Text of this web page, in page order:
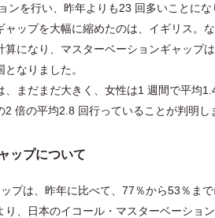
を行い、昨年よりも23 回多いことにな
ップを大幅に縮めたのは、イギリス。
になり、マスターベーションギャップ
なりました。
まだまだ大きく、女性は1 週間で平均
倍の平均2.8 回行っていることが判明し
ップについて
プは、昨年に比べて、77％から53％ま
、日本のイコール・マスターベーショ